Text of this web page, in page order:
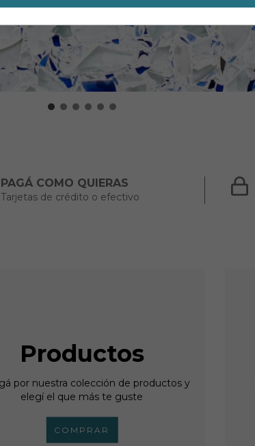
PAGÁ COMO QUIERAS
Tarjetas de crédito o efectivo
Productos
por nuestra colección de productos y
elegí el que más te guste
COMPRAR